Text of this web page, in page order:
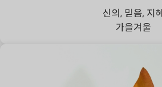
신의, 믿음, 지혜
가을겨울